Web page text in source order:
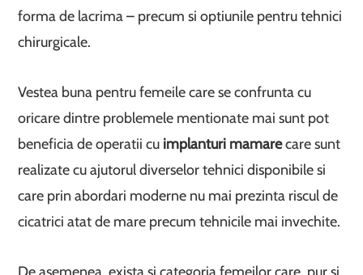
forma de lacrima – precum si optiunile pentru tehnici
chirurgicale.
Vestea buna pentru femeile care se confrunta cu
oricare dintre problemele mentionate mai sunt pot
beneficia de operatii cu implanturi mamarecare sunt
realizate cu ajutorul diverselor tehnici disponibile si
care prin abordari moderne nu mai prezinta riscul de
cicatrici atat de mare precum tehnicile mai invechite.